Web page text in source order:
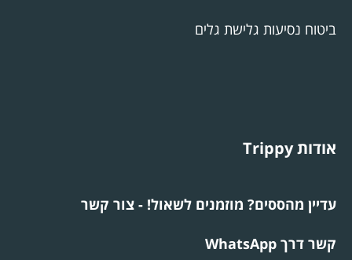
ביטוח נסיעות גלישת גלים
אודות Trippy
עדיין מהססים? מוזמנים לשאול! - צור קשר
קשר דרך WhatsApp